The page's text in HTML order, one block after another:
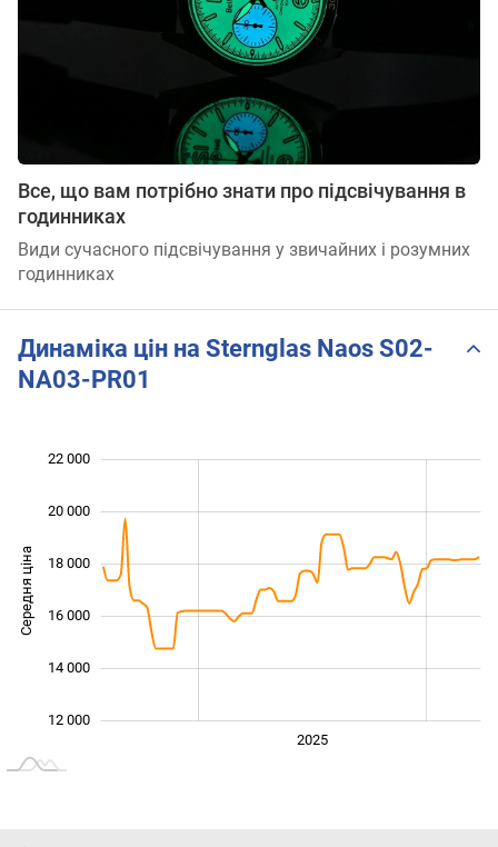
Все, що вам потрібно знати про підсвічування в
годинниках
Види сучасного підсвічування у звичайних і розумних
годинниках
Динаміка цін на Sternglas Naos S02-
NA03-PR01
Середня ціна
12 000
14 000
16 000
18 000
20 000
22 000
2025